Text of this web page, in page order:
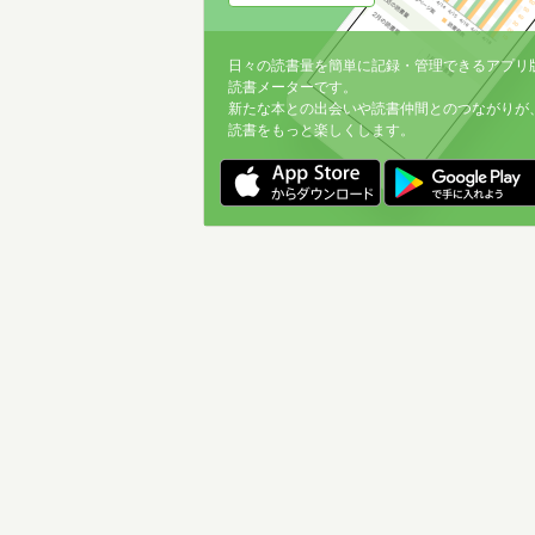
日々の読書量を簡単に記録・管理できるアプリ
読書メーターです。
新たな本との出会いや読書仲間とのつながりが
読書をもっと楽しくします。